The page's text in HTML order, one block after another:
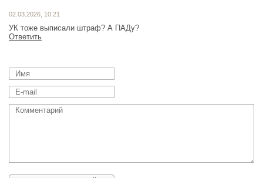
02.03.2026, 10:21
УК тоже выписали штраф? А ПАДу?
Ответить